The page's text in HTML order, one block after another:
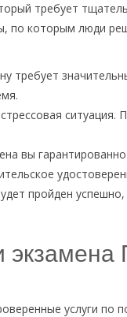
требует
по которым люди
требует
ситуация.
вы
пройден
услуги по